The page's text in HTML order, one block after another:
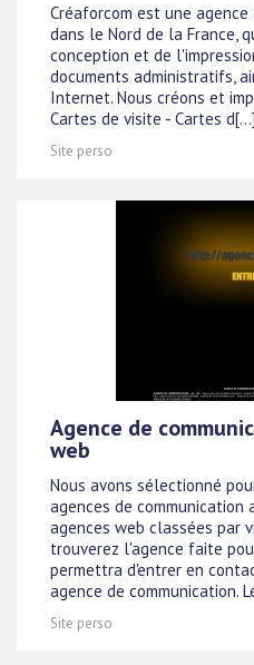
Créaforcom est une
dans le Nord de la France,
conception et de
documents administratifs,
Internet. Nous créons et
Cartes de visite - Cartes d[...]
Site perso
Agence de
web
Nous avons sélectionné
agences de communication
agences web classées par
trouverez l'agence faite
permettra d'entrer en
agence de communication.
Site perso